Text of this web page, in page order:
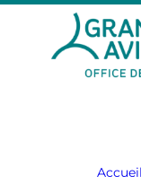
Accueil